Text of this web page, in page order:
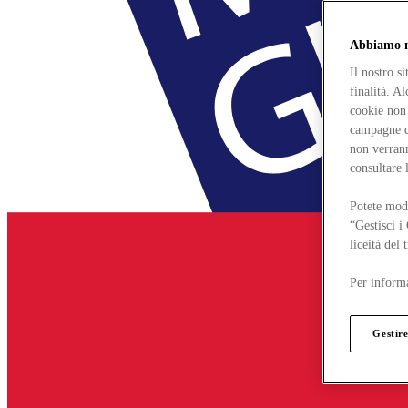
Abbiamo
Il nostro
finalità.
cookie
campagne
non
consultare
Potete
“Gestisci i
liceità del
Per